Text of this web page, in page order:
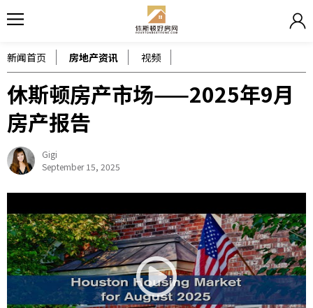
新闻首页 房地产资讯 视频
休斯顿房产市场——2025年9月
房产报告
Gigi
September 15, 2025